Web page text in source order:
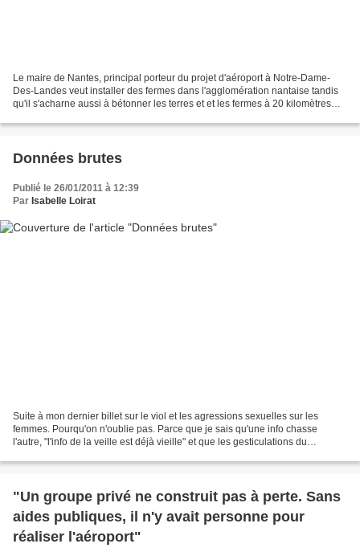
Le maire de Nantes, principal porteur du projet d'aéroport à Notre-Dame-
Des-Landes veut installer des fermes dans l'agglomération nantaise tandis
qu'il s'acharne aussi à bétonner les terres et et les fermes à 20 kilomètres
Données brutes
Publié le 26/01/2011 à 12:39
Par Isabelle Loirat
Suite à mon dernier billet sur le viol et les agressions sexuelles sur les
femmes. Pourqu'on n'oublie pas. Parce que je sais qu'une info chasse
l'autre, "l'info de la veille est déjà vieille" et que les gesticulations du
"Un groupe privé ne construit pas à perte. Sans
aides publiques, il n'y avait personne pour
réaliser l'aéroport"